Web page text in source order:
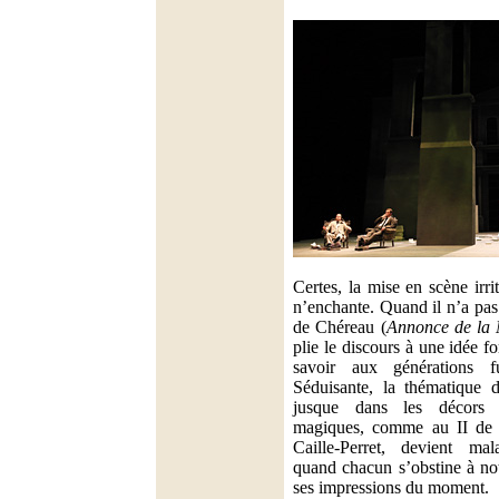
Certes, la mise en scène
n’enchante. Quand il n’a
de Chéreau (Annonce de la
plie le discours à une idée
savoir aux générations
Séduisante, la thématique
jusque dans les décors
magiques, comme au II
Caille-Perret, devient
quand chacun s’obstine à
ses impressions du moment.